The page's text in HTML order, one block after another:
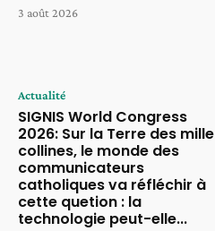
3 août 2026
Actualité
SIGNIS World Congress
2026: Sur la Terre des mille
collines, le monde des
communicateurs
catholiques va réfléchir à
cette quetion : la
technologie peut-elle...